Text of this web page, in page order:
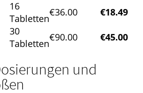
16
Tabletten
€36.00
€18.49
30
Tabletten
€90.00 €45.00
und